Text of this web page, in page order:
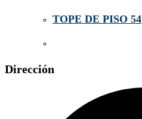
TOPE DE PISO 54
Dirección